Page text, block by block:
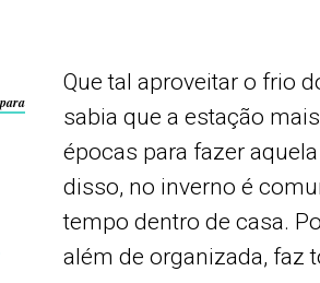
Que tal aproveitar o frio
sabia que a estação
épocas para fazer
disso, no inverno é
tempo dentro de casa.
além de organizada, faz